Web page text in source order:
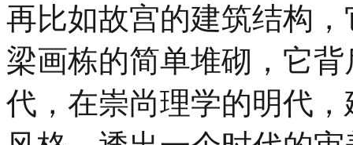
再比如故宫的建筑结构
梁画栋的简单堆砌，它
代，在崇尚理学的明代